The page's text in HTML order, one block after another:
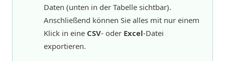
Daten (unten in der Tabelle sichtbar).
Anschließend können Sie alles mit nur einem
Klick in eine CSV- oder Excel-Datei
exportieren.